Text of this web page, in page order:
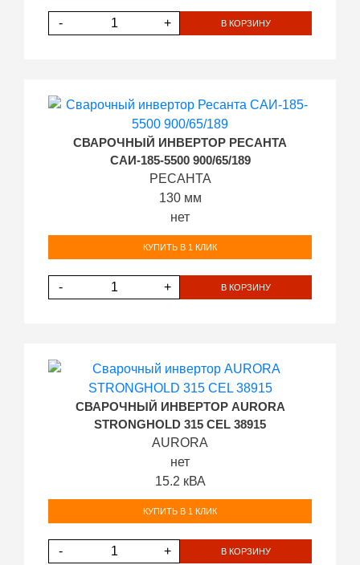
- + В КОРЗИНУ
СВАРОЧНЫЙ ИНВЕРТОР РЕСАНТА
САИ-185-5500 900/65/189
РЕСАНТА
130 мм
нет
КУПИТЬ В 1 КЛИК
- + В КОРЗИНУ
СВАРОЧНЫЙ ИНВЕРТОР AURORA
STRONGHOLD 315 CEL 38915
AURORA
нет
15.2 кВА
КУПИТЬ В 1 КЛИК
- + В КОРЗИНУ